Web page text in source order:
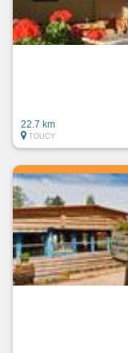
22.7 km
TOUCY